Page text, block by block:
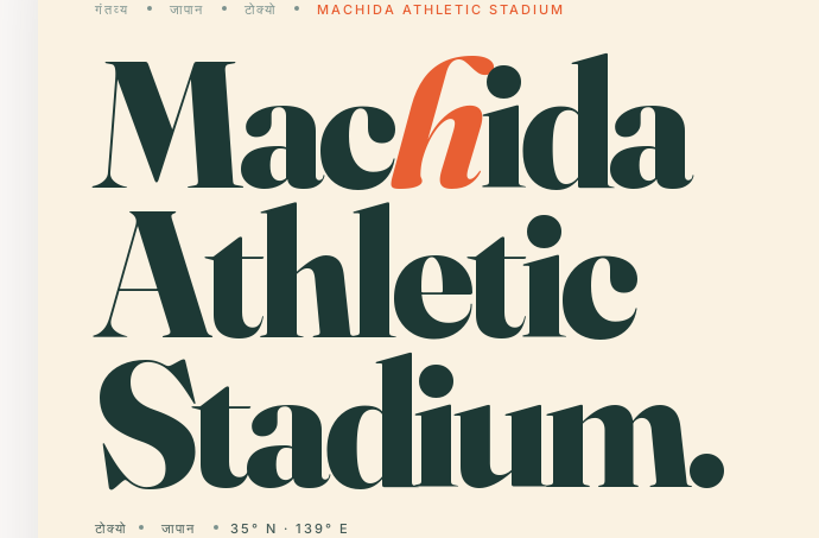
गंतव्य जापान टोक्यो MACHIDA ATHLETIC STADIUM
Machida
Athletic
Stadium.
टोक्यो जापान 35° N · 139° E